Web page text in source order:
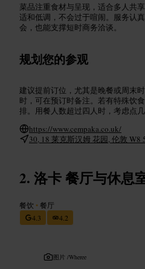
菜品注重食材与呈现，适合多人共
适和低调，不会过于喧闹。服务认
会，也能支撑短时商务洽谈。
规划您的参观
建议提前订位，尤其是晚餐或周末
时，可在预订时备注。若有特殊饮
排。用餐人数超过四人时，考虑点
https://www.cempaka.co.uk/
30, 18 莱克斯汉姆 花园, 伦敦 W8
洛卡 餐厅与休息
餐饮 •餐厅
4.3
4.2
图片 /Wheree